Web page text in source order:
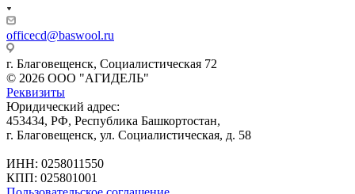
officecd@baswool.ru
г. Благовещенск, Социалистическая 72
© 2026 ООО "АГИДЕЛЬ"
Реквизиты
Юридический адрес:
453434, РФ, Республика Башкортостан,
г. Благовещенск, ул. Социалистическая, д. 58
ИНН: 0258011550
КПП: 025801001